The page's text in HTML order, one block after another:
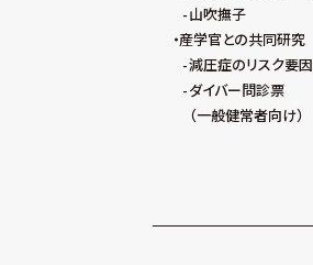
山吹撫子
産学官との共同研究
減圧症のリスク要因
ダイバー問診票
（一般健常者向け）